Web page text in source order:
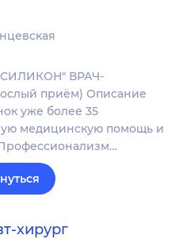
ВРАЧ-
приём) Описание
уже более 35
медицинскую помощь и
хирург